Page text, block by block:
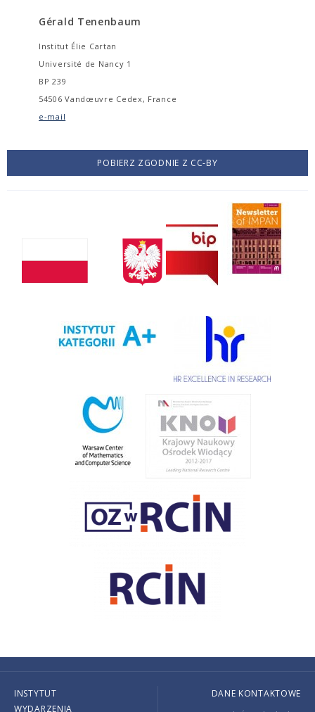
Gérald Tenenbaum
Institut Élie Cartan
Université de Nancy 1
BP 239
54506 Vandœuvre Cedex, France
e-mail
POBIERZ ZGODNIE Z CC-BY
INSTYTUT
WYDARZENIA
DANE KONTAKTOWE